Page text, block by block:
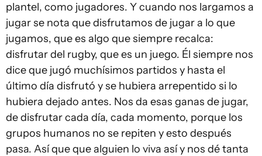
plantel, como jugadores. Y cuando nos largamos a
jugar se nota que disfrutamos de jugar a lo que
jugamos, que es algo que siempre recalca:
disfrutar del rugby, que es un juego. Él siempre nos
dice que jugó muchísimos partidos y hasta el
último día disfrutó y se hubiera arrepentido si lo
hubiera dejado antes. Nos da esas ganas de jugar,
de disfrutar cada día, cada momento, porque los
grupos humanos no se repiten y esto después
pasa. Así que que alguien lo viva así y nos dé tanta